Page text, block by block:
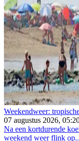
Weekendweer:
07 augustus 2026,
Na een kortdurende
weekend weer flink